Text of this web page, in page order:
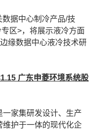
据中心制冷产品/技
区>，将展示液冷方面
缘数据中心液冷技术研
广东申菱环境系统股
家集研发设计、生产
护于一体的现代化企